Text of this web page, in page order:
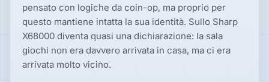
pensato con logiche da coin-op, ma proprio per
questo mantiene intatta la sua identità. Sullo Sharp
X68000 diventa quasi una dichiarazione: la sala
giochi non era davvero arrivata in casa, ma ci era
arrivata molto vicino.